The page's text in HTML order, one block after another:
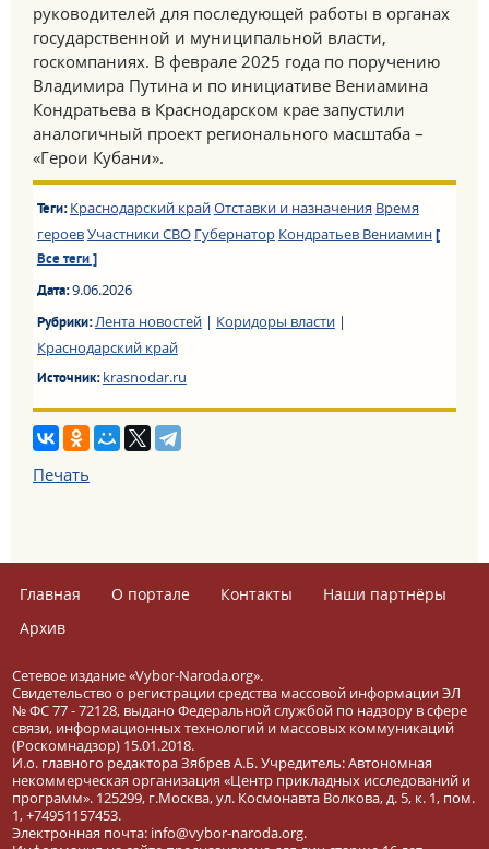
руководителей для последующей работы в органах
государственной и муниципальной власти,
госкомпаниях. В феврале 2025 года по поручению
Владимира Путина и по инициативе Вениамина
Кондратьева в Краснодарском крае запустили
аналогичный проект регионального масштаба –
«Герои Кубани».
Теги: Краснодарский крайОтставки и назначения Время
героевУчастники СВО Губернатор Кондратьев Вениамин [
Все теги ]
Дата:9.06.2026
Рубрики:Лента новостей| Коридоры власти|
Краснодарский край
Источник:krasnodar.ru
Печать
Главная О портале Контакты
Наши партнёры
Архив
Сетевое издание «Vybor-Naroda.org».
Свидетельство о регистрации средства массовой информации ЭЛ
№ ФС 77 - 72128, выдано Федеральной службой по надзору в сфере
связи, информационных технологий и массовых коммуникаций
(Роскомнадзор) 15.01.2018.
И.о. главного редактора Зябрев А.Б. Учредитель: Автономная
некоммерческая организация «Центр прикладных исследований и
программ». 125299, г.Москва, ул. Космонавта Волкова, д. 5, к. 1, пом.
1, +74951157453.
Электронная почта: info@vybor-naroda.org.